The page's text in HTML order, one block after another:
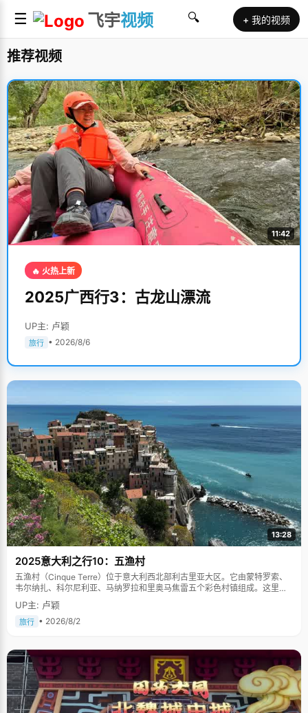
☰ 飞宇视频 🔍 + 我的视频
推荐视频
11:42
🔥 火热上新
2025广西行3：古龙山漂流
UP主: 卢颖
旅行 • 2026/8/6
13:28
2025意大利之行10：五渔村
五渔村（Cinque Terre）位于意大利西北部利古里亚大区。它由蒙特罗索、
韦尔纳扎、科尔尼利亚、马纳罗拉和里奥马焦雷五个彩色村镇组成。这里依
山傍海，房屋色彩斑斓，1997年被列为世界文化遗产。
UP主: 卢颖
旅行 • 2026/8/2